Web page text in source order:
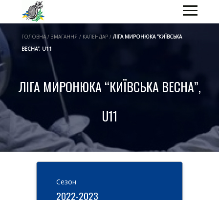
ГОЛОВНА / ЗМАГАННЯ / КАЛЕНДАР /ЛІГА МИРОНЮКА “КИЇВСЬКА
ВЕСНА”, U11
ЛІГА МИРОНЮКА “КИЇВСЬКА ВЕСНА”,
U11
Cезон
2022-2023